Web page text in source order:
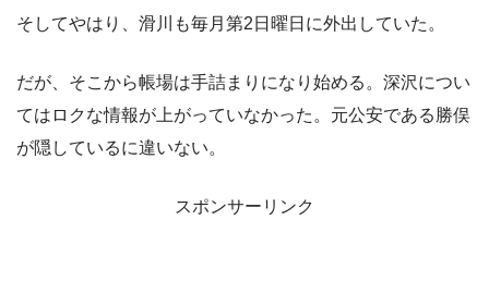
そしてやはり、滑川も毎月第2日曜日に外出していた。
だが、そこから帳場は手詰まりになり始める。深沢につい
てはロクな情報が上がっていなかった。元公安である勝俣
が隠しているに違いない。
スポンサーリンク